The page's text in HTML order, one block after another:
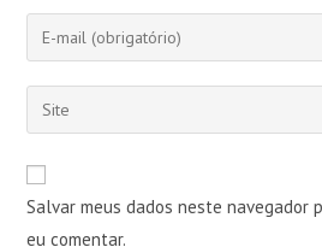
nome
ou
de
usuário
para
comentar
Digite
seu
endereço
de
para
comentar
Digite
o
do
seu
Salvar meus dados neste navegador
eu comentar.